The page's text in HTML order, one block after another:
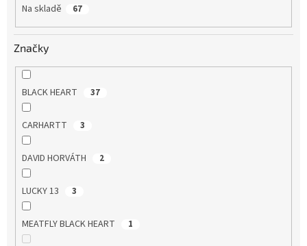
Na skladě 67
Značky
BLACK HEART 37
CARHARTT 3
DAVID HORVÁTH 2
LUCKY 13 3
MEATFLY BLACK HEART 1